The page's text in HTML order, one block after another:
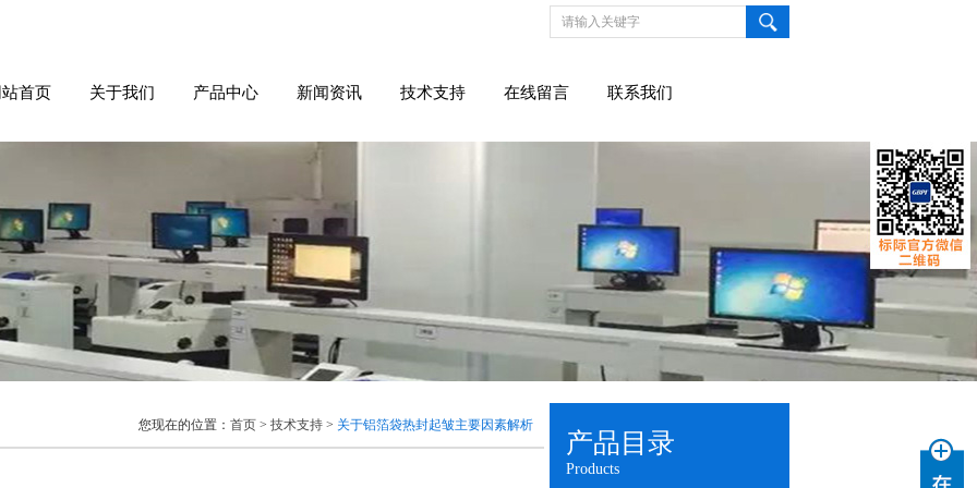
首页 关于我们 产品中心 新闻资讯 技术支持 在线留言 联系我们
您现在的位置： 首页 > 技术支持 > 关于铝箔袋热封起皱主要因素解析
产品目录
Products